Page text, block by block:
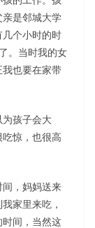
是邻城大学
个小时的时
。当时我的女
也要在家带
孩子会大
惊，也很高
，妈妈送来
家里来吃，
间，当然这